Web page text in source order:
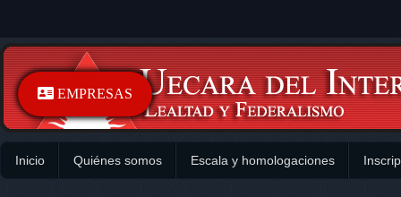
Inicio Quiénes somos Escala y homologaciones
EMPRESAS